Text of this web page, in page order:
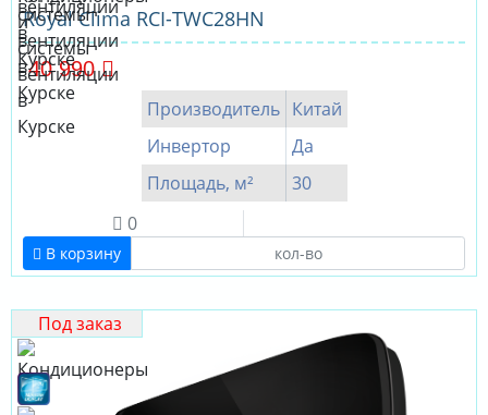
Royal Clima RCI-TWC28HN
40 990
Производитель Китай
Инвертор
Да
Площадь, м²
30
0
В корзину
Под заказ